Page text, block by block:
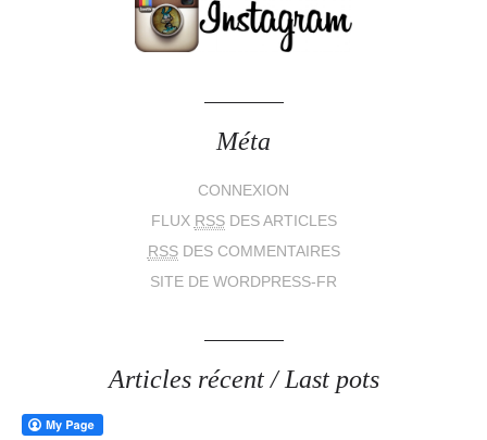
Méta
CONNEXION
FLUX RSSDES ARTICLES
RSSDES COMMENTAIRES
SITE DE WORDPRESS-FR
Articles récent / Last pots